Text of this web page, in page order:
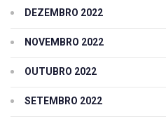
DEZEMBRO 2022
NOVEMBRO 2022
OUTUBRO 2022
SETEMBRO 2022